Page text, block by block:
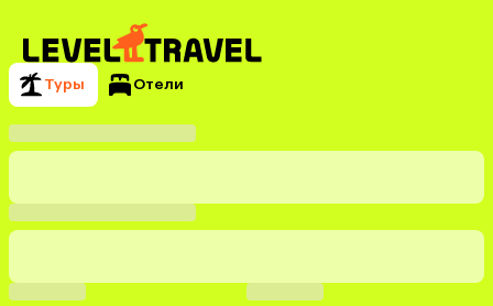
Туры Отели